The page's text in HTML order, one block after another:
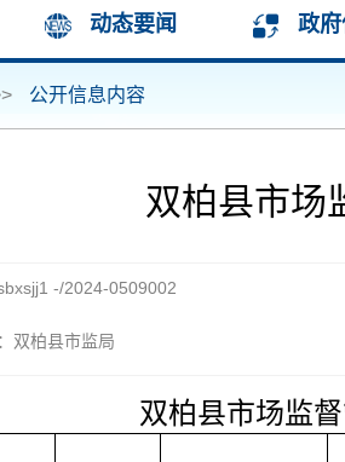
动态要闻 政
公开信息内容
双柏县市场
-/2024-0509002
双柏县市监局
双柏县市场监